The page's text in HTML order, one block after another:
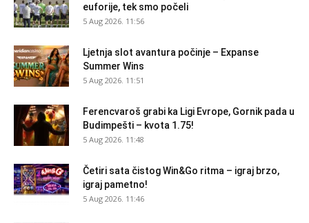
euforije, tek smo počeli
5 Aug 2026. 11:56
Ljetnja slot avantura počinje – Expanse
Summer Wins
5 Aug 2026. 11:51
Ferencvaroš grabi ka Ligi Evrope, Gornik pada u
Budimpešti – kvota 1.75!
5 Aug 2026. 11:48
Četiri sata čistog Win&Go ritma – igraj brzo,
igraj pametno!
5 Aug 2026. 11:46